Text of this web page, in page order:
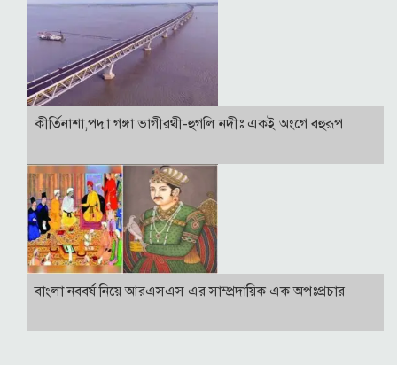
কীর্তিনাশা,পদ্মা গঙ্গা ভাগীরথী-হুগলি নদীঃ একই অংগে বহুরূপ
বাংলা নববর্ষ নিয়ে আরএসএস এর সাম্প্রদায়িক এক অপঃপ্রচার